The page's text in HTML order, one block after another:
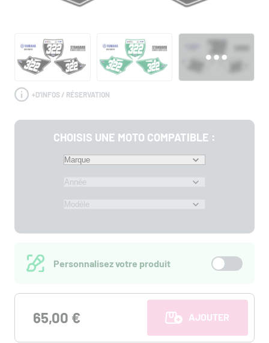
+D'INFOS / RÉSERVATION
CHOISIS UNE MOTO COMPATIBLE :
Personnalisez votre produit
65,00 € AJOUTER AU